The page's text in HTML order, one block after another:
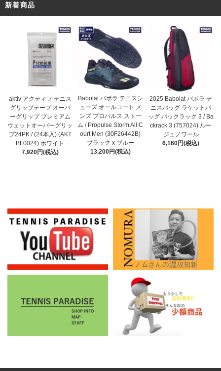
新着商品
aktiv アクティフ テニス
グリップテープ オーバ
ーグリップ プレミアム
ウェットオーバーグリッ
プ24PK / (24本入) (AKT
BF0024) ホワイト
7,920円(税込)
Babolat バボラ テニスシ
ューズ オールコート メ
ンズ プロパルス ストー
ム / Propulse Storm All C
ourt Men (30F26442B)
ブラック x ブルー
13,200円(税込)
2025 Babolat バボラ テ
ニスバッグ ラケットバ
ッグ バックラック 3 / Ba
ckrack 3 (757024) ルー
ジュノワール
6,160円(税込)